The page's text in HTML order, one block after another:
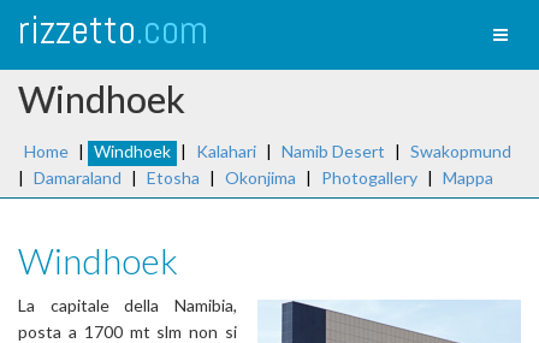
rizzetto.com
Windhoek
Home | Windhoek | Kalahari | Namib Desert | Swakopmund
| Damaraland | Etosha | Okonjima | Photogallery | Mappa
Windhoek
La capitale della Namibia,
posta a 1700 mt slm non si